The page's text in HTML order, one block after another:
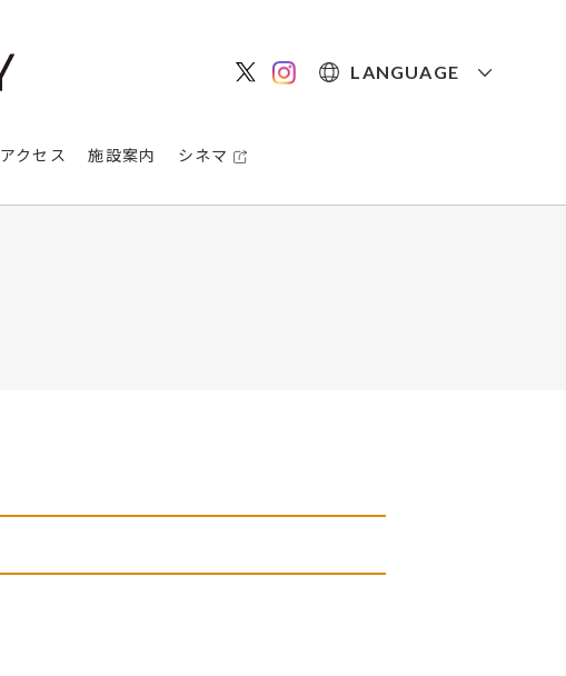
LANGUAGE
アクセス 施設案内 シネマ